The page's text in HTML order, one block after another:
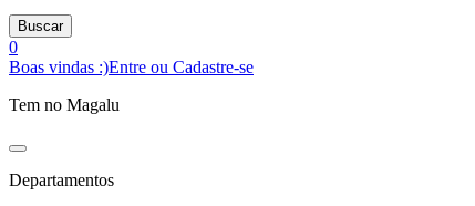
Buscar
0
Boas vindas :)Entre ou Cadastre-se
Tem no Magalu
Departamentos